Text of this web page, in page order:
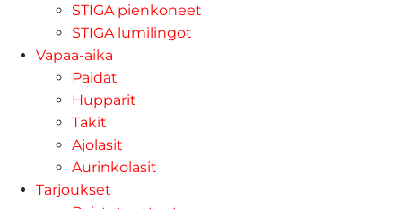
STIGA pienkoneet
STIGA lumilingot
Vapaa-aika
Paidat
Hupparit
Takit
Ajolasit
Aurinkolasit
Tarjoukset